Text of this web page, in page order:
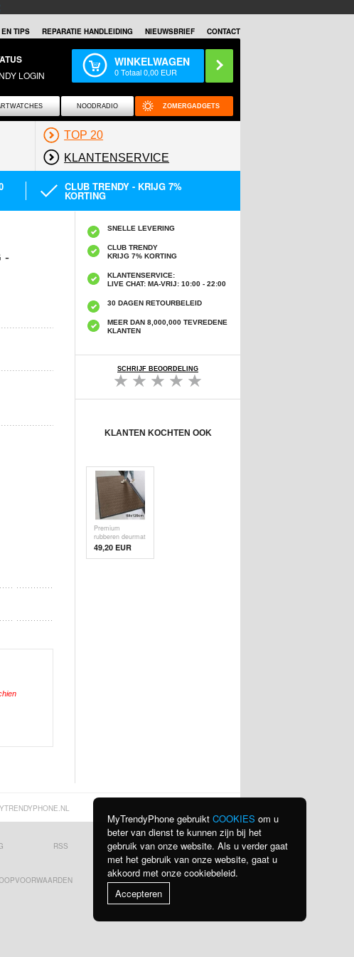
TIPS REPARATIE HANDLEIDING NIEUWSBRIEF CONTACT
LOGIN
WINKELWAGEN
0Totaal0,00 EUR
NOODRADIO ZOMERGADGETS
TOP 20
KLANTENSERVICE
CLUB TRENDY - KRIJG 7%
KORTING
-
SNELLE LEVERING
CLUB TRENDY
KRIJG 7% KORTING
KLANTENSERVICE:
LIVE CHAT: MA-VRIJ: 10:00 - 22:00
30 DAGEN RETOURBELEID
MEER DAN 8,000,000 TEVREDENE
KLANTEN
SCHRIJF BEOORDELING
KLANTEN KOCHTEN OOK
Premium
rubberen deurmat
60x120cm -
Antislip
(Geopende
49,20 EUR
RSS BEKIJK ALLE LANDEN
MyTrendyPhone gebruikt COOKIES om u
beter van dienst te kunnen zijn bij het
gebruik van onze website. Als u verder gaat
met het gebruik van onze website, gaat u
akkoord met onze cookiebeleid.
Accepteren